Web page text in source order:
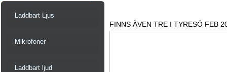
Laddbart Ljus
Mikrofoner
Laddbart ljud
FINNS ÄVEN TRE I TYRESÖ FEB